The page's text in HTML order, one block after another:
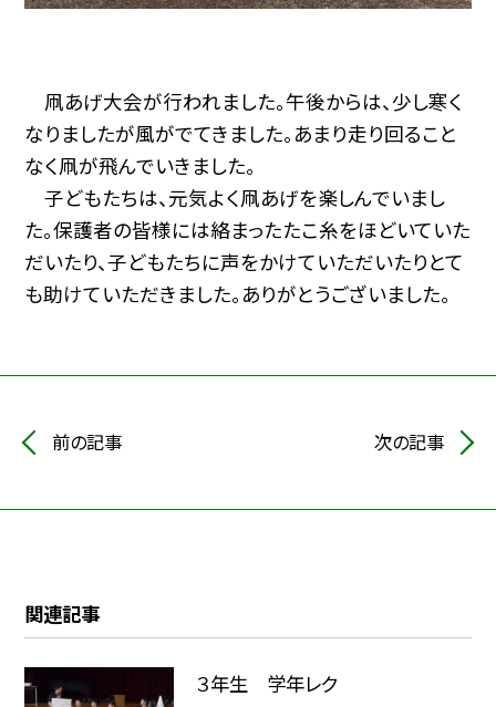
凧あげ大会が行われました。午後からは、少し寒く
なりましたが風がでてきました。あまり走り回ること
なく凧が飛んでいきました。
子どもたちは、元気よく凧あげを楽しんでいまし
た。保護者の皆様には絡まったたこ糸をほどいていた
だいたり、子どもたちに声をかけていただいたりとて
も助けていただきました。ありがとうございました。
前の記事 次の記事
関連記事
３年生 学年レク